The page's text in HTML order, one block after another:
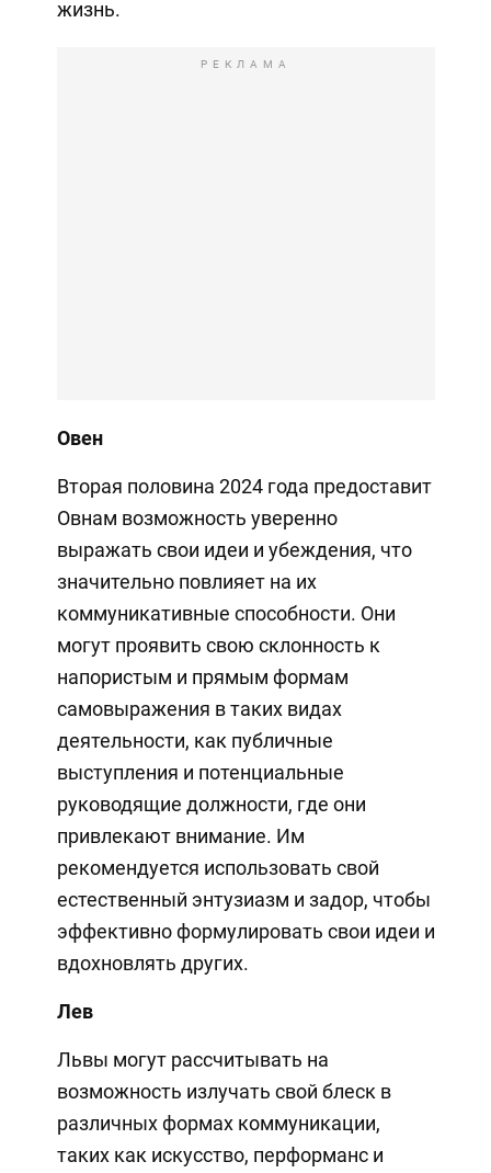
жизнь.
РЕКЛАМА
Овен
Вторая половина 2024 года предоставит
Овнам возможность уверенно
выражать свои идеи и убеждения, что
значительно повлияет на их
коммуникативные способности. Они
могут проявить свою склонность к
напористым и прямым формам
самовыражения в таких видах
деятельности, как публичные
выступления и потенциальные
руководящие должности, где они
привлекают внимание. Им
рекомендуется использовать свой
естественный энтузиазм и задор, чтобы
эффективно формулировать свои идеи и
вдохновлять других.
Лев
Львы могут рассчитывать на
возможность излучать свой блеск в
различных формах коммуникации,
таких как искусство, перформанс и